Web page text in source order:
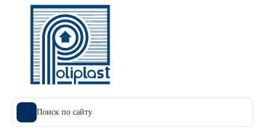
Поиск по сайту